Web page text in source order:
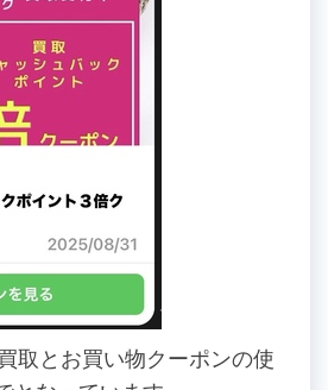
取とお買い物クーポンの使